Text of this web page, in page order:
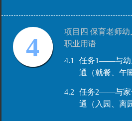
4
项目四 保育老师
职业用语
4.1
任务1——与幼
通（就餐、午
4.2
任务2——与家
通（入园、离